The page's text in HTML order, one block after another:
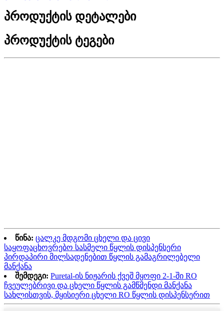
პროდუქტის დეტალები
პროდუქტის ტეგები
წინა: ცალკე მდგომი ცხელი და ცივი
საყოფაცხოვრებო სასმელი წყლის დისპენსერი
პირდაპირი მილსადენებით წყლის გამაგრილებელი
მანქანა
შემდეგი: Puretal-ის ნიჟარის ქვეშ მყოფი 2-1-ში RO
ჩვეულებრივი და ცხელი წყლის გამწმენდი მანქანა
სახლისთვის, მყისიერი ცხელი RO წყლის დისპენსერით